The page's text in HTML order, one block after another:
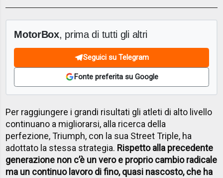
MotorBox, prima di tutti gli altri
Seguici su Telegram
Fonte preferita su Google
Per raggiungere i grandi risultati gli atleti di alto livello
continuano a migliorarsi, alla ricerca della
perfezione, Triumph, con la sua Street Triple, ha
adottato la stessa strategia. Rispetto alla precedente
generazione non c’è un vero e proprio cambio radicale
ma un continuo lavoro di fino, quasi nascosto, che ha